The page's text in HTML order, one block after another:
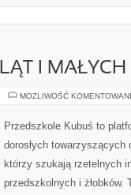
I MAŁYCH
MOŻLIWOŚĆ
Przedszkole Kubuś to
dorosłych
którzy szukają rzetelnych
przedszkolnych i żłobków.